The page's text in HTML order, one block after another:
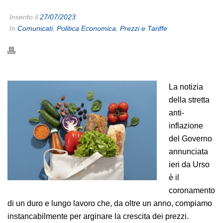
Inserito il27/07/2023
In Comunicati, Politica Economica Prezzi e Tariffe
La notizia
della stretta
anti-
inflazione
del Governo
annunciata
ieri da Urso
è il
coronamento
di un duro e lungo lavoro che, da oltre un anno, compiamo
instancabilmente per arginare la crescita dei prezzi.